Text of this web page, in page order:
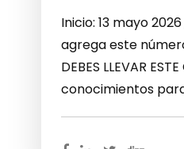
Inicio: 13 mayo
agrega este
DEBES LLEVAR
conocimientos